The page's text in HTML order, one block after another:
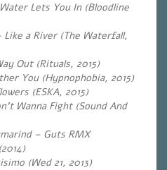
Lets You In (Bloodline
a River (The Waterfall,
Out (Rituals, 2015)
You (Hypnophobia, 2015)
(ESKA, 2015)
Wanna Fight (Sound And
– Guts RMX
(Wed 21, 2013)